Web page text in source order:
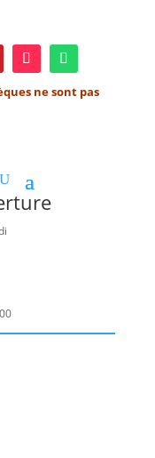
ne sont pas